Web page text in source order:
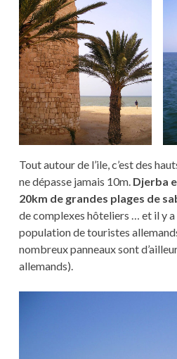
Tout autour de l’ile, c’est des
ne dépasse jamais 10m. Djerba
20km de grandes plages de
de complexes hôteliers … et il y
population de touristes
nombreux panneaux sont
allemands).